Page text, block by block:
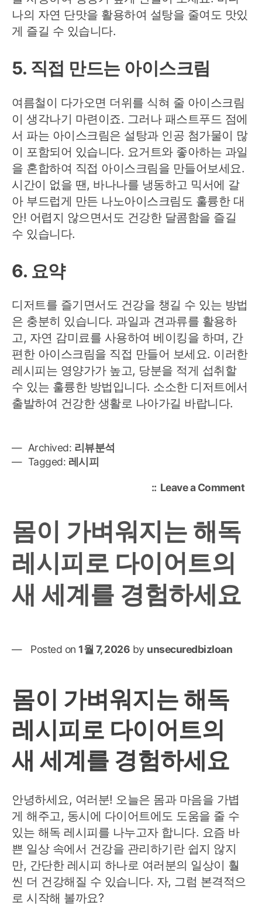
나의 자연 단맛을 활용하여 설탕을 줄여도 맛있
게 즐길 수 있습니다.
5. 직접 만드는 아이스크림
여름철이 다가오면 더위를 식혀 줄 아이스크림
이 생각나기 마련이죠. 그러나 패스트푸드 점에
서 파는 아이스크림은 설탕과 인공 첨가물이 많
이 포함되어 있습니다. 요거트와 좋아하는 과일
을 혼합하여 직접 아이스크림을 만들어보세요.
시간이 없을 땐, 바나나를 냉동하고 믹서에 갈
아 부드럽게 만든 나노아이스크림도 훌륭한 대
안! 어렵지 않으면서도 건강한 달콤함을 즐길
수 있습니다.
6. 요약
디저트를 즐기면서도 건강을 챙길 수 있는 방법
은 충분히 있습니다. 과일과 견과류를 활용하
고, 자연 감미료를 사용하여 베이킹을 하며, 간
편한 아이스크림을 직접 만들어 보세요. 이러한
레시피는 영양가가 높고, 당분을 적게 섭취할
수 있는 훌륭한 방법입니다. 소소한 디저트에서
출발하여 건강한 생활로 나아가길 바랍니다.
Archived: 리뷰분석
Tagged: 레시피
Leave a Commenton
몸이 가벼워지는 해독
레시피로 다이어트의
새 세계를 경험하세요
Posted on 1월 7, 2026 by unsecuredbizloan
몸이 가벼워지는 해독
레시피로 다이어트의
새 세계를 경험하세요
안녕하세요, 여러분! 오늘은 몸과 마음을 가볍
게 해주고, 동시에 다이어트에도 도움을 줄 수
있는 해독 레시피를 나누고자 합니다. 요즘 바
쁜 일상 속에서 건강을 관리하기란 쉽지 않지
만, 간단한 레시피 하나로 여러분의 일상이 훨
씬 더 건강해질 수 있습니다. 자, 그럼 본격적으
로 시작해 볼까요?